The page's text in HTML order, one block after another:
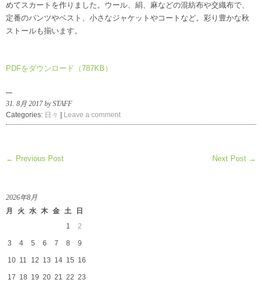
めてスカートを作りました。ウール、絹、麻などの混紡布や交織布で、
定番のパンツやベスト、小さなジャケットやコートなど。彩り豊かな秋
ストールも揃います。
PDFをダウンロード（787KB）
31. 8月 2017 by STAFF
Categories: 日々 Leave a comment
← Previous Post Next Post →
2026年8月
月
火 水 木 金 土
日
1
2
3 4 5 6 7 8 9
10 11 12 13 14 15 16
17 18 19 20 21 22 23